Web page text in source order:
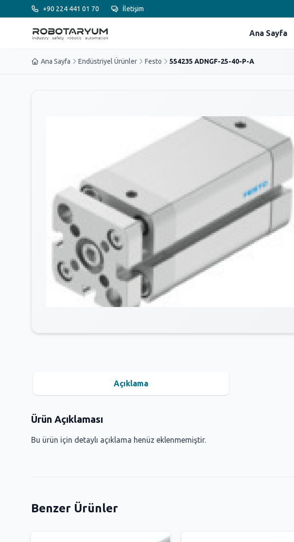
Ana içeriğe geç+90 224 441 01 70 İletişim
Ana Sayfa
Ana Sayfa Endüstriyel Ürünler Festo 554235 ADNGF-25-40-P-A
Açıklama
Ürün Açıklaması
Bu ürün için detaylı açıklama henüz eklenmemiştir.
Benzer Ürünler